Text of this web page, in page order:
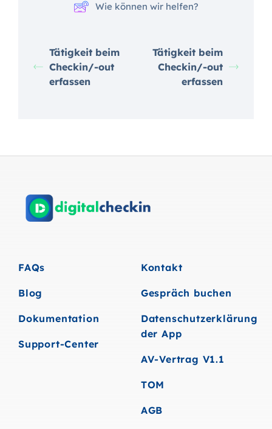
Wie können wir helfen?
Tätigkeit beim
Checkin/-out
erfassen
Tätigkeit beim
Checkin/-out
erfassen
FAQs
Blog
Dokumentation
Support-Center
Kontakt
Gespräch buchen
Datenschutzerklärung
der App
AV-Vertrag V1.1
TOM
AGB